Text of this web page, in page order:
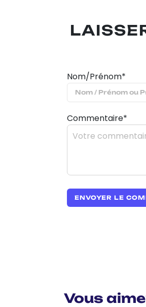
Nom/Prénom*
Commentaire*
Vous